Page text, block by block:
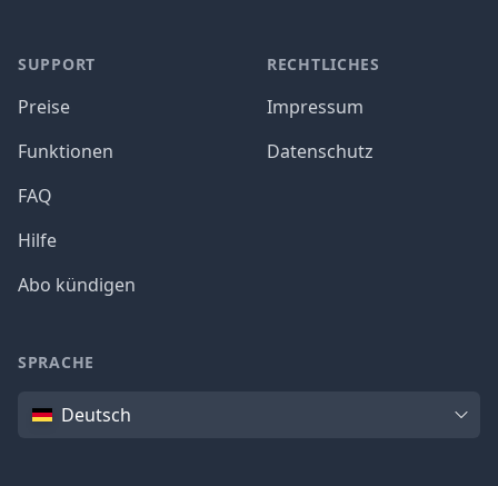
SUPPORT
Preise
Funktionen
FAQ
Hilfe
Abo kündigen
RECHTLICHES
Impressum
Datenschutz
SPRACHE
SpracheDeutsch